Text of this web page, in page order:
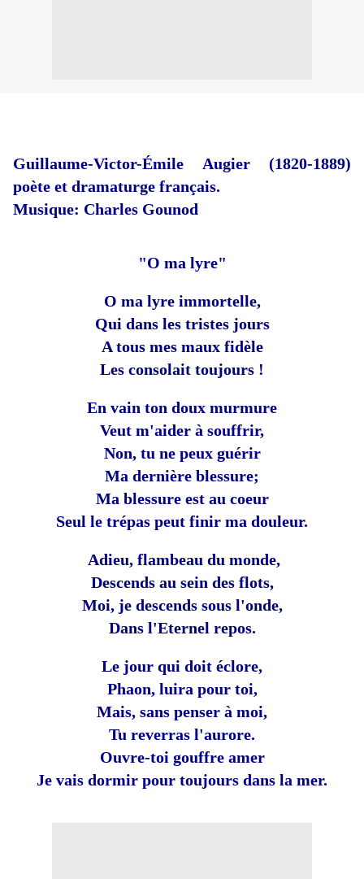
Guillaume-Victor-Émile Augier (1820-1889)
poète et dramaturge français.
Musique: Charles Gounod
"O ma lyre"
O ma lyre immortelle,
Qui dans les tristes jours
A tous mes maux fidèle
Les consolait toujours !
En vain ton doux murmure
Veut m'aider à souffrir,
Non, tu ne peux guérir
Ma dernière blessure;
Ma blessure est au coeur
Seul le trépas peut finir ma douleur.
Adieu, flambeau du monde,
Descends au sein des flots,
Moi, je descends sous l'onde,
Dans l'Eternel repos.
Le jour qui doit éclore,
Phaon, luira pour toi,
Mais, sans penser à moi,
Tu reverras l'aurore.
Ouvre-toi gouffre amer
Je vais dormir pour toujours dans la mer.